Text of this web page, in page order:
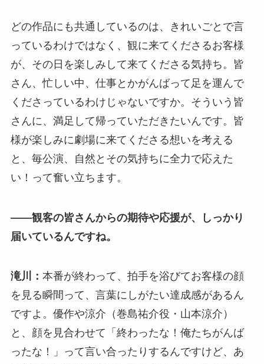
どの作品にも共通しているのは、きれいごとで言
っているわけではなく、観に来てくださるお客様
が、その日を楽しみして来てくださる気持ち。皆
さん、忙しい中、仕事とかがんばって足を運んで
くださっているわけじゃないですか。そういう皆
さんに、満足して帰っていただきたいんです。皆
様が楽しみに劇場に来てくださる想いを考える
と、毎公演、自然とその気持ちに全力で応えた
い！って奮い立ちます。
――観客の皆さんからの期待や応援が、しっかり
届いているんですね。
滝川： 本番が終わって、拍手を浴びてお客様の顔
を見る瞬間って、言葉にしがたい達成感があるん
ですよ。優作や涼介（巻島祐介役・山本涼介）
と、顔を見合わせて「終わったな！俺たちがんば
ったな！」って言い合ったりするんですけど、あ